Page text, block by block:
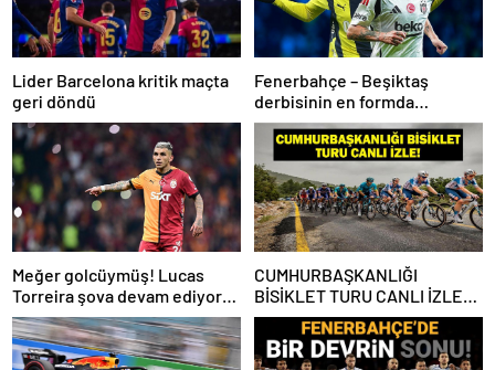
Lider Barcelona kritik maçta
geri döndü
Fenerbahçe – Beşiktaş
derbisinin en formda
ayakları: Anderson Talisca ve
Rafa Silva
Meğer golcüymüş! Lucas
Torreira şova devam ediyor…
CUMHURBAŞKANLIĞI
BİSİKLET TURU CANLI İZLE:
Cumhurbaşkanlığı Bisiklet
Yarışı Hangi Kanalda? İşte
İzmir Bisiklet Yarışı Bilgileri…